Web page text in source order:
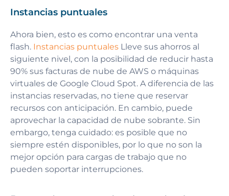
Instancias puntuales
Ahora bien, esto es como encontrar una venta
flash. Instancias puntuales Lleve sus ahorros al
siguiente nivel, con la posibilidad de reducir hasta
90% sus facturas de nube de AWS o máquinas
virtuales de Google Cloud Spot. A diferencia de las
instancias reservadas, no tiene que reservar
recursos con anticipación. En cambio, puede
aprovechar la capacidad de nube sobrante. Sin
embargo, tenga cuidado: es posible que no
siempre estén disponibles, por lo que no son la
mejor opción para cargas de trabajo que no
pueden soportar interrupciones.